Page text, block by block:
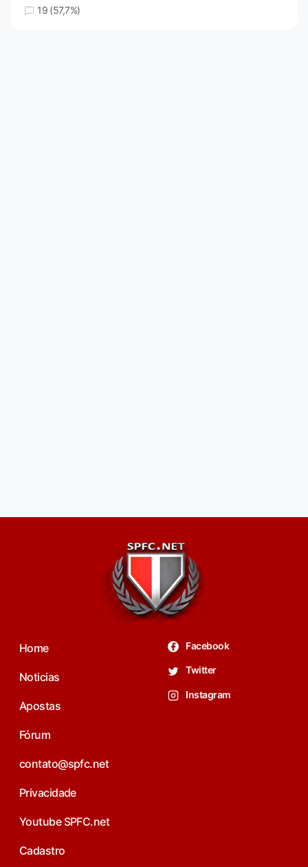
19 (57,7%)
Home
Noticias
Apostas
Fórum
contato@spfc.net
Privacidade
Youtube SPFC.net
Cadastro
Facebook
Twitter
Instagram